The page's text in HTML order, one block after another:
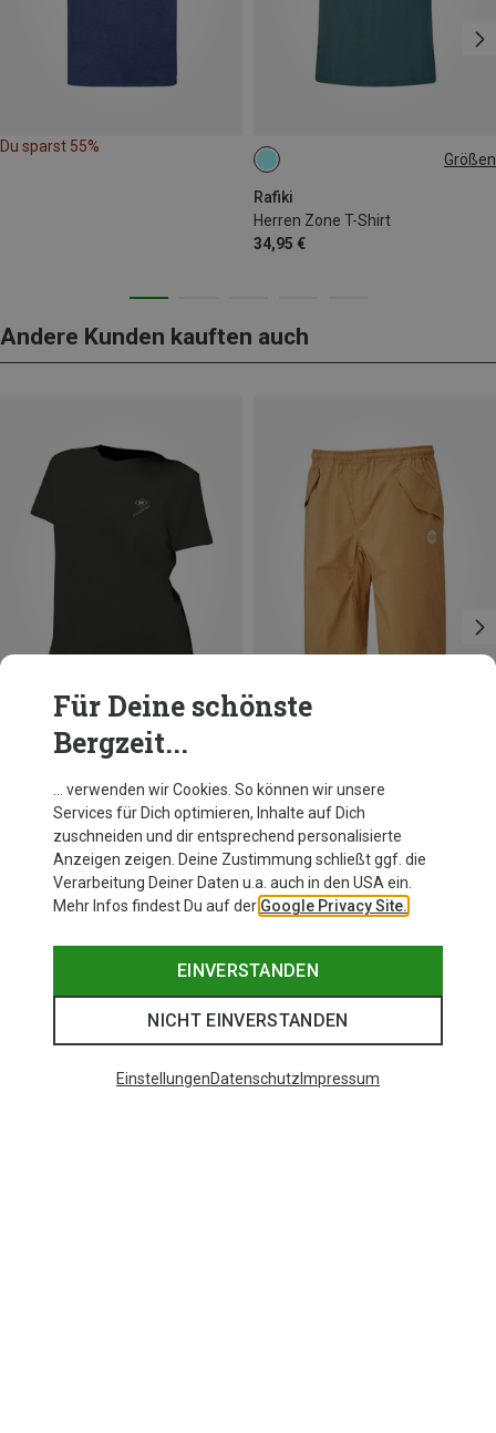
Du sparst 55%
Größen
Rafiki
Herren Zone T-Shirt
34,95 €
S
Andere Kunden kauften auch
Du sparst 34%
Für Deine schönste
Bergzeit...
… verwenden wir Cookies. So können wir unsere
Services für Dich optimieren, Inhalte auf Dich
zuschneiden und dir entsprechend personalisierte
Anzeigen zeigen. Deine Zustimmung schließt ggf. die
Verarbeitung Deiner Daten u.a. auch in den USA ein.
Mehr Infos findest Du auf der Google Privacy Site.
EINVERSTANDEN
NICHT EINVERSTANDEN
EinstellungenDatenschutz Impressum